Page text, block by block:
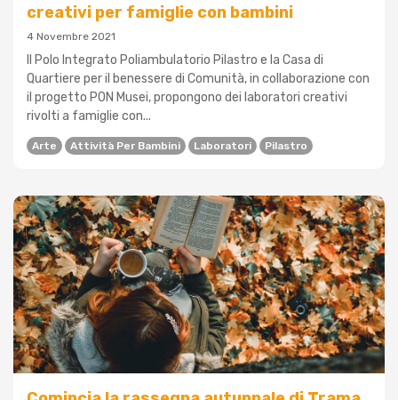
creativi per famiglie con bambini
4 Novembre 2021
Il Polo Integrato Poliambulatorio Pilastro e la Casa di
Quartiere per il benessere di Comunità, in collaborazione con
il progetto PON Musei, propongono dei laboratori creativi
rivolti a famiglie con...
Arte Attività Per Bambini Laboratori Pilastro